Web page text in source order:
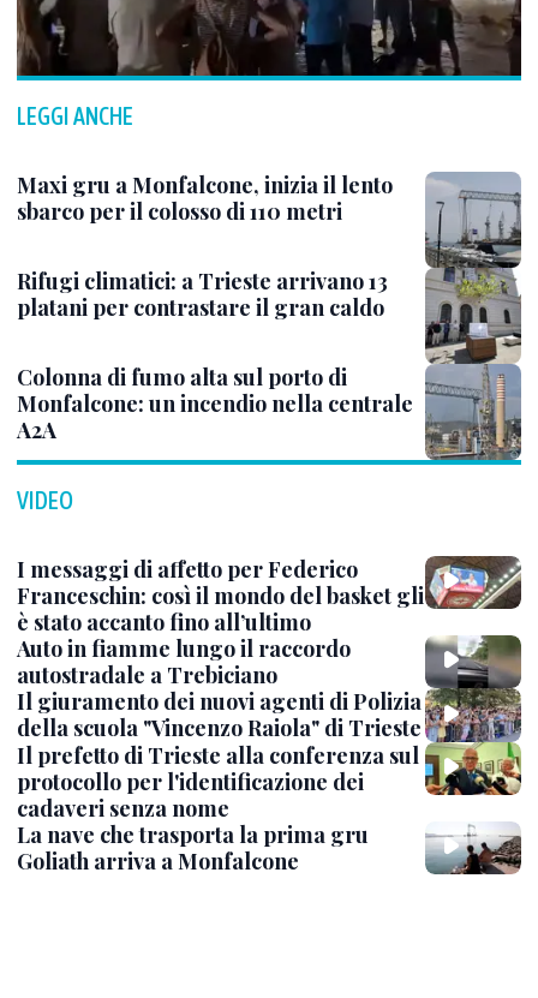
LEGGI ANCHE
Maxi gru a Monfalcone, inizia il lento
sbarco per il colosso di 110 metri
Rifugi climatici: a Trieste arrivano 13
platani per contrastare il gran caldo
Colonna di fumo alta sul porto di
Monfalcone: un incendio nella centrale
A2A
VIDEO
I messaggi di affetto per Federico
Franceschin: così il mondo del basket gli
è stato accanto fino all’ultimo
Auto in fiamme lungo il raccordo
autostradale a Trebiciano
Il giuramento dei nuovi agenti di Polizia
della scuola "Vincenzo Raiola" di Trieste
Il prefetto di Trieste alla conferenza sul
protocollo per l'identificazione dei
cadaveri senza nome
La nave che trasporta la prima gru
Goliath arriva a Monfalcone